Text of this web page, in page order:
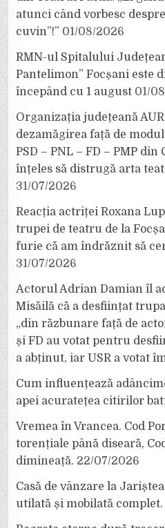
atunci când vorbesc
cuvin”!” 01/08/2026
RMN-ul Spitalului
Pantelimon” Focșani este
începând cu 1 august 01/
Organizația județeană
dezamăgirea față de
PSD – PNL – FD – PMP
înțeles să distrugă arta
31/07/2026
Reacția actriței Roxana
trupei de teatru de la
furie că am îndrăznit să
31/07/2026
Actorul Adrian Damian îl
Misăilă că a desființat
„din răzbunare față de
și FD au votat pentru
a abținut, iar USR a votat
Cum influențează
apei acuratețea citirilor
Vremea în Vrancea. Cod
torențiale până diseară,
dimineață. 22/07/2026
Casă de vânzare la
utilată și mobilată complet.